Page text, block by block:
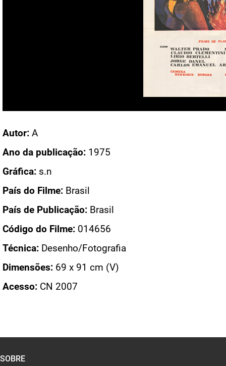
Autor: A
Ano da publicação: 1975
Gráfica: s.n
País do Filme: Brasil
País de Publicação: Brasil
Código do Filme: 014656
Técnica: Desenho/Fotografia
Dimensões: 69 x 91 cm (V)
Acesso: CN 2007
SOBRE